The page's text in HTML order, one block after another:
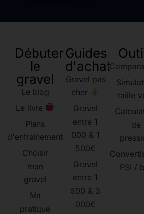
Débuter
le
gravel
Le blog
Le livre
Plans
d'entrainement
Choisir
mon
gravel
Ma
pratique
Guides
d'achat
Gravel pas
cher
Gravel
entre 1
000 & 1
500€
Gravel
entre 1
500 & 3
000€
taille
de
PSI /